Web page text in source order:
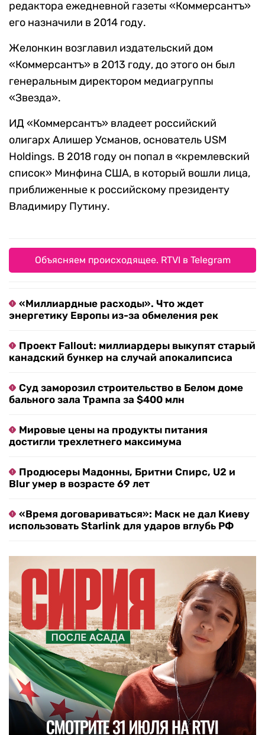
редактора ежедневной газеты «Коммерсантъ»
его назначили в 2014 году.
Желонкин возглавил издательский дом
«Коммерсантъ» в 2013 году, до этого он был
генеральным директором медиагруппы
«Звезда».
ИД «Коммерсантъ» владеет российский
олигарх Алишер Усманов, основатель USM
Holdings. В 2018 году он попал в «кремлевский
список» Минфина США, в который вошли лица,
приближенные к российскому президенту
Владимиру Путину.
Объясняем происходящее. RTVI в Telegram
«Миллиардные расходы». Что ждет
энергетику Европы из-за обмеления рек
Проект Fallout: миллиардеры выкупят старый
канадский бункер на случай апокалипсиса
Суд заморозил строительство в Белом доме
бального зала Трампа за $400 млн
Мировые цены на продукты питания
достигли трехлетнего максимума
Продюсеры Мадонны, Бритни Спирс, U2 и
Blur умер в возрасте 69 лет
«Время договариваться»: Маск не дал Киеву
использовать Starlink для ударов вглубь РФ